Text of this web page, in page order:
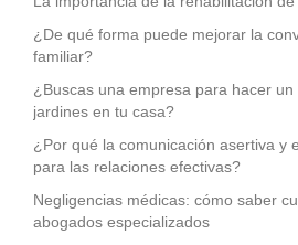
¿De qué forma puede mejorar la
familiar?
¿Buscas una empresa para hacer
jardines en tu casa?
¿Por qué la comunicación asertiva y
para las relaciones efectivas?
Negligencias médicas: cómo saber
abogados especializados